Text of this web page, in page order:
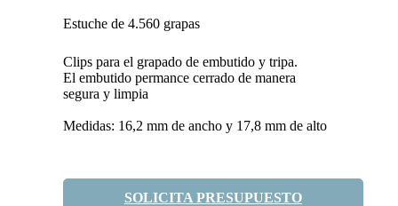
Estuche de 4.560 grapas
Clips para el grapado de embutido y tripa.
El embutido permance cerrado de manera
segura y limpia
Medidas: 16,2 mm de ancho y 17,8 mm de alto
SOLICITA PRESUPUESTO